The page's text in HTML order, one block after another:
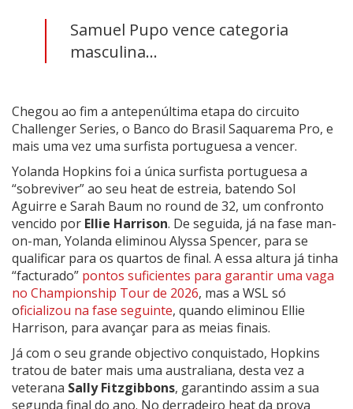
Samuel Pupo vence categoria
masculina...
Chegou ao fim a antepenúltima etapa do circuito
Challenger Series, o Banco do Brasil Saquarema Pro, e
mais uma vez uma surfista portuguesa a vencer.
Yolanda Hopkins foi a única surfista portuguesa a
“sobreviver” ao seu heat de estreia, batendo Sol
Aguirre e Sarah Baum no round de 32, um confronto
vencido por Ellie Harrison. De seguida, já na fase man-
on-man, Yolanda eliminou Alyssa Spencer, para se
qualificar para os quartos de final. A essa altura já tinha
“facturado” pontos suficientes para garantir uma vaga
no Championship Tour de 2026, mas a WSL só
oficializou na fase seguinte, quando eliminou Ellie
Harrison, para avançar para as meias finais.
Já com o seu grande objectivo conquistado, Hopkins
tratou de bater mais uma australiana, desta vez a
veterana Sally Fitzgibbons, garantindo assim a sua
segunda final do ano. No derradeiro heat da prova